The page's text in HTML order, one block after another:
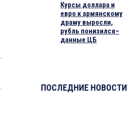
Курсы доллара и
евро к армянскому
драму выросли,
рубль понизился–
данные ЦБ
ПОСЛЕДНИЕ НОВОСТИ